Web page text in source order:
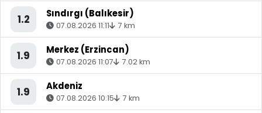
1.2 Sındırgı (Balıkesir)
07.08.2026 11:11 7 km
1.9 Merkez (Erzincan)
07.08.2026 11:07 7.02 km
1.9 Akdeniz
07.08.2026 10:15 7 km